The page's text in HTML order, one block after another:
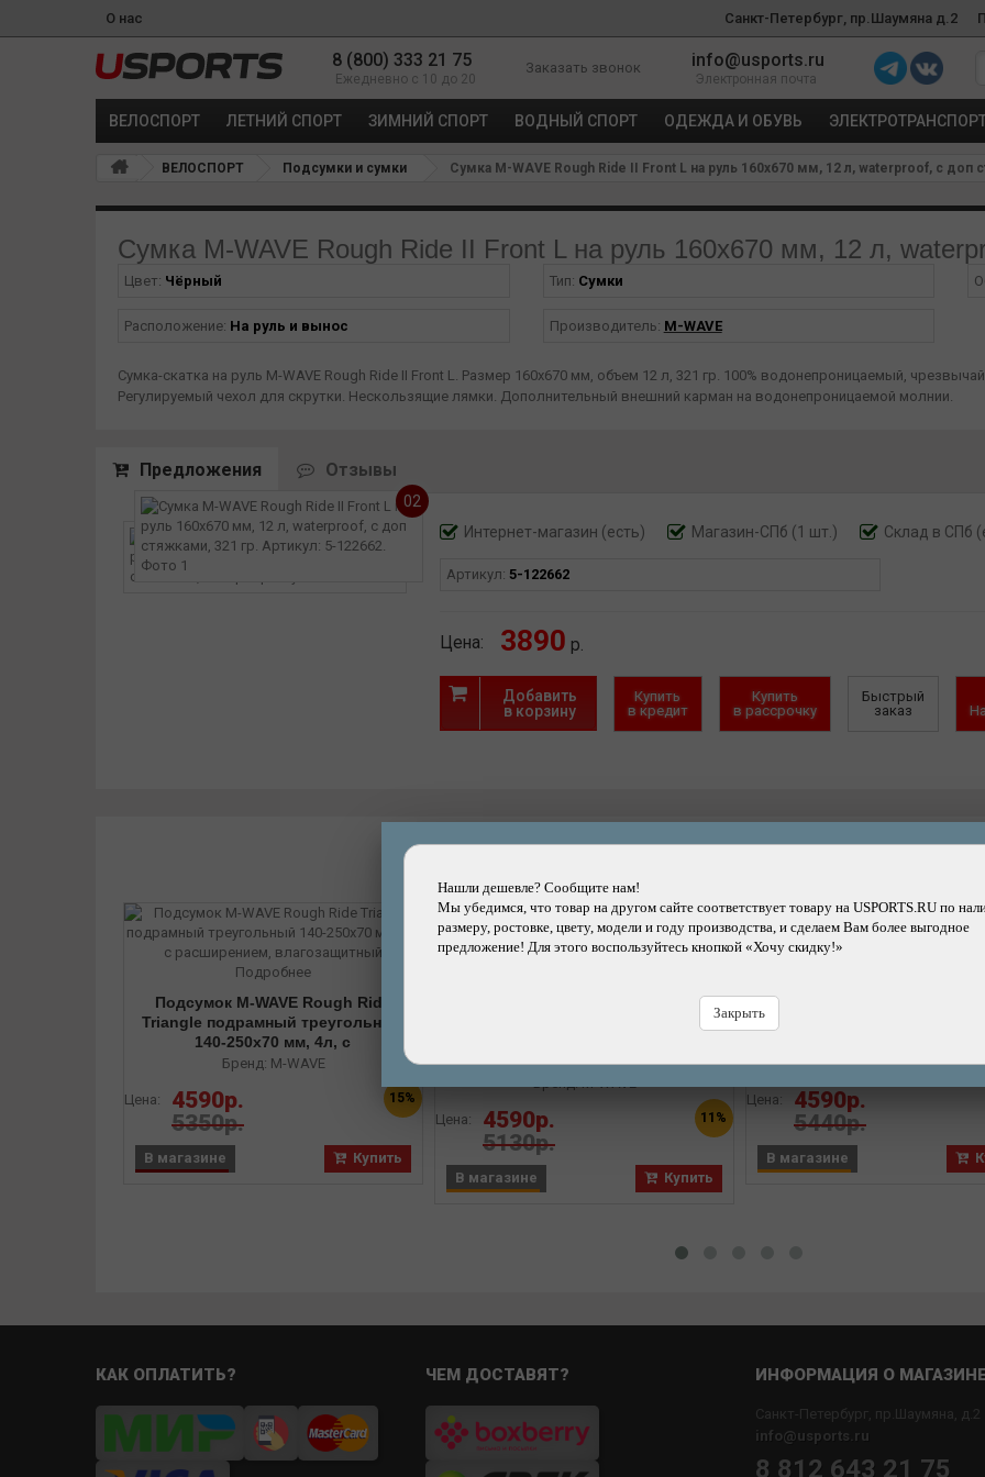
О нас Санкт-Петербург, пр.Шаумяна д.2
8 (800) 333 21 75
Ежедневно с 10 до 20
Заказать звонок info@usports.ru
Электронная почта
ВЕЛОСПОРТ ЛЕТНИЙ СПОРТ ЗИМНИЙ СПОРТ ВОДНЫЙ СПОРТ ОДЕЖДА И ОБУВЬ
ВЕЛОСПОРТ Подсумки и сумки Сумка M-WAVE Rough Ride II Front L на руль 160х670 мм, 12 л, waterproof, с доп
Сумка M-WAVE Rough Ride II Front L на руль 160х670 мм, 12 л,
Цвет: Чёрный Тип: Сумки
Расположение: На руль и вынос Производитель: M-WAVE
Сумка-скатка на руль M-WAVE Rough Ride II Front L. Размер 160х670 мм, объем 12 л, 321 гр. 100% водонепроницаемый,
Регулируемый чехол для скрутки. Нескользящие лямки. Дополнительный внешний карман на водонепроницаемой молнии.
Предложения Отзывы
02
Интернет-магазин (есть) Магазин-СПб (1 шт.) Склад в СПб
Артикул: 5-122662
Цена: 3890 р.
Нашли дешевле? Сообщите нам!
Мы убедимся, что товар на другом сайте соответствует товару на USPORTS.RU по
размеру, ростовке, цвету, модели и году производства, и сделаем Вам более выгодное
предложение! Для этого воспользуйтесь кнопкой «Хочу скидку!»
Закрыть
Добавить
в корзину
Купить
в кредит
Купить
в рассрочку
Быстрый
заказ
Подробнее
Подсумок M-WAVE Rough Ride
Triangle подрамный треугольный
140-250х70 мм, 4л, с
расширением, влагозащитный
Бренд: M-WAVE
Цена:
4590р.
5350р.
15%
Купить
В магазине
походный, раскладной
Бренд: M-WAVE
Цена:
4590р.
5130р.
11%
Купить
В магазине
100%Бренд: M-WAVE
Цена:
4590р.
5440р.
В магазине
КАК ОПЛАТИТЬ? ЧЕМ ДОСТАВЯТ? ИНФОРМАЦИЯ О
Санкт-Петербург, пр.Шаумяна, д.2
info@usports.ru
8 812 643 21 75